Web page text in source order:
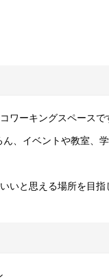
ワーキングスペースで
、イベントや教室、
いと思える場所を目指